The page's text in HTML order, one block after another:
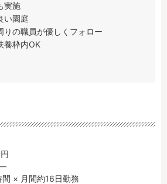
実施
い園庭
りの職員が優しくフォロー
養枠内OK
× 月間約16日勤務
ビ
15時までのお仕事
夜勤のお仕事